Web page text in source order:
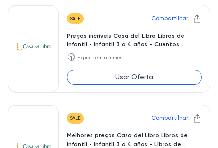
SALE Compartilhar
Preços incríveis Casa del Libro Libros de
Infantil - Infantil 3 a 4 años - Cuentos
clásicos
🕥 Expira: em um mês
Usar Oferta
SALE Compartilhar
Melhores preços Casa del Libro Libros de
Infantil - Infantil 3 a 4 años - Libros de